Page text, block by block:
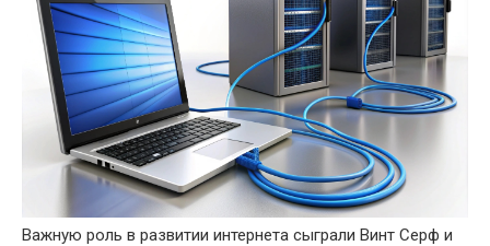
Важную роль в развитии интернета сыграли Винт Серф и